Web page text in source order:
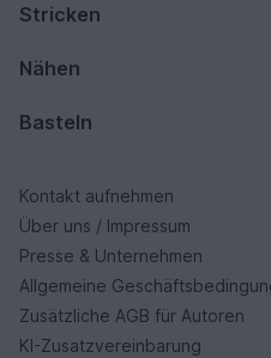
Stricken
Nähen
Basteln
Kontakt aufnehmen
Über uns / Impressum
Presse & Unternehmen
Allgemeine
Zusätzliche AGB für Autoren
KI-Zusatzvereinbarung